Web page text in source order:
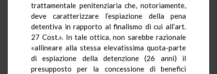
trattamentale penitenziaria che, notoriamente,
deve caratterizzare l’espiazione della pena
detentiva in rapporto al finalismo di cui all’art.
27 Cost.». In tale ottica, non sarebbe razionale
«allineare alla stessa elevatissima quota-parte
di espiazione della detenzione (26 anni) il
presupposto per la concessione di benefici